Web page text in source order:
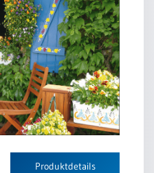
Produktdetails